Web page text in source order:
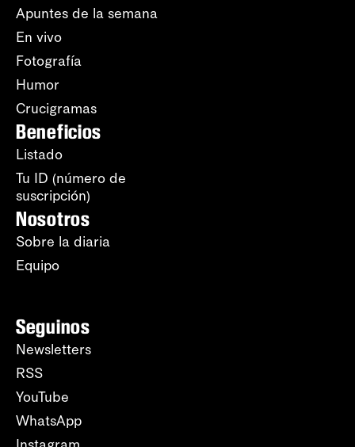
Apuntes de la semana
En vivo
Fotografía
Humor
Crucigramas
Beneficios
Listado
Tu ID (número de
suscripción)
Nosotros
Sobre la diaria
Equipo
Seguinos
Newsletters
RSS
YouTube
WhatsApp